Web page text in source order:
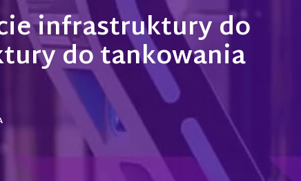
infrastruktury do
do tankowania